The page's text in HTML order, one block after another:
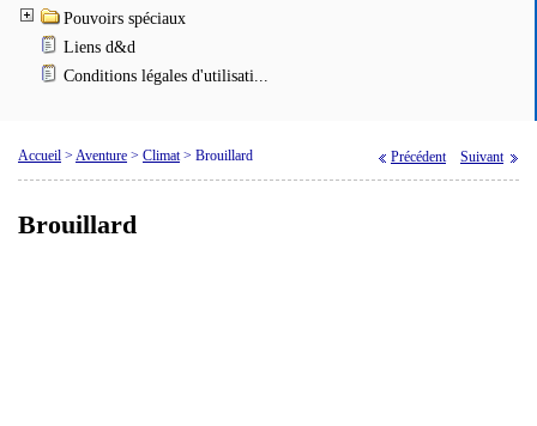
Pouvoirs spéciaux
Liens d&d
Conditions légales d'utilisati...
Accueil > Aventure > Climat > Brouillard Précédent Suivant
Brouillard